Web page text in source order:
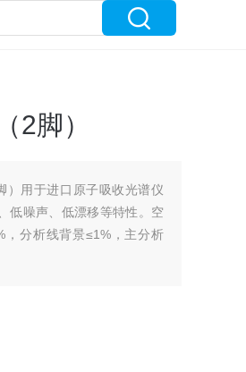
2脚）
）用于进口原子吸收光谱仪
低噪声、低漂移等特性。空
，分析线背景≤1%，主分析